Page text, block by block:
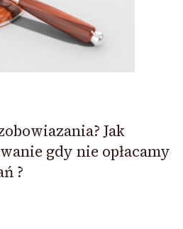
Jak
gdy nie opłacamy
?